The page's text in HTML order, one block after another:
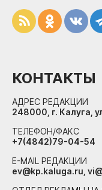
КОНТАКТЫ
АДРЕС РЕДАКЦИИ
248000, г. Калуга,
ТЕЛЕФОН/ФАКС
+7(4842)79-04-54
E-MAIL РЕДАКЦИИ
ev@kp.kaluga.ru,